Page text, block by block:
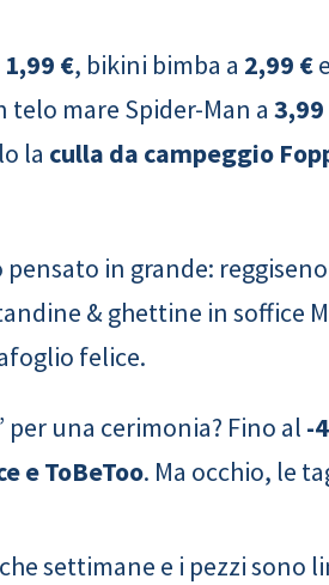
1,99 €, bikini bimba a 2,99 €
telo mare Spider-Man a3,99
la culla da campeggio
in grande:
& ghettine in soffice
felice.
una cerimonia? Fino al -
e ToBeToo. Ma occhio, le
settimane e i pezzi sono